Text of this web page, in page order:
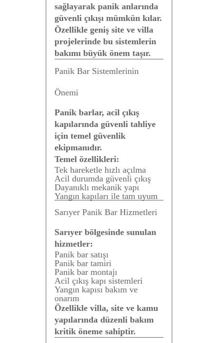
sağlayarak panik anlarında
güvenli çıkışı mümkün kılar.
Özellikle geniş site ve villa
projelerinde bu sistemlerin
bakımı büyük önem taşır.
Panik Bar Sistemlerinin
Önemi
Panik barlar, acil çıkış
kapılarında güvenli tahliye
için temel güvenlik
ekipmanıdır.
Temel özellikleri:
Tek hareketle hızlı açılma
Acil durumda güvenli çıkış
Dayanıklı mekanik yapı
Yangın kapıları ile tam uyum
Sarıyer Panik Bar Hizmetleri
Sarıyer bölgesinde sunulan
hizmetler:
Panik bar satışı
Panik bar tamiri
Panik bar montajı
Acil çıkış kapı sistemleri
Yangın kapısı bakım ve
onarım
Özellikle villa, site ve kamu
yapılarında düzenli bakım
kritik öneme sahiptir.